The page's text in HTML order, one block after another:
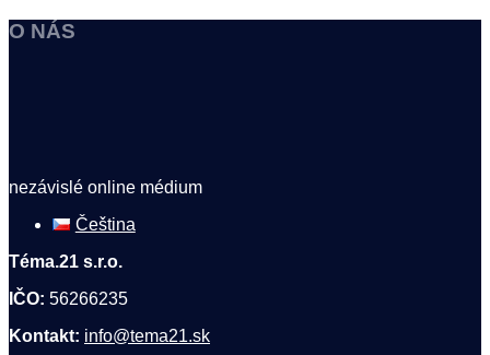
O NÁS
nezávislé online médium
Čeština
Téma.21 s.r.o.
IČO: 56266235
Kontakt: info@tema21.sk